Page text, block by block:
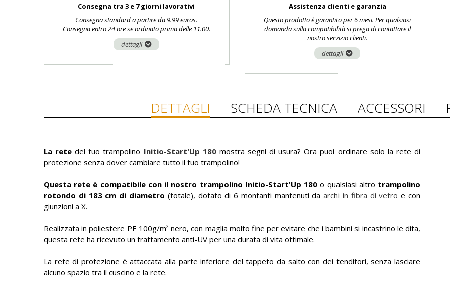
Consegna tra 3 e 7 giorni lavorativi
Consegna standard a partire da 9.99 euros.
Consegna entro 24 ore se ordinato prima delle 11.00.
dettagli
Assistenza clienti e garanzia
Questo prodotto è garantito per 6 mesi. Per qualsiasi
domanda sulla compatibilità si prega di contattare il
nostro servizio clienti.
dettagli
DETTAGLI SCHEDA TECNICA ACCESSORI
La rete del tuo trampolino Initio-Start'Up 180mostra segni di usura? Ora puoi ordinare solo la rete di
protezione senza dover cambiare tutto il tuo trampolino!
Questa rete è compatibile con il nostro trampolino Initio-Start'Up 180 o qualsiasi altro trampolino
rotondo di 183 cm di diametro (totale), dotato di 6 montanti mantenuti da archi in fibra di vetro e con
giunzioni a X.
Realizzata in poliestere PE 100g/m² nero, con maglia molto fine per evitare che i bambini si incastrino le dita,
questa rete ha ricevuto un trattamento anti-UV per una durata di vita ottimale.
La rete di protezione è attaccata alla parte inferiore del tappeto da salto con dei tenditori, senza lasciare
alcuno spazio tra il cuscino e la rete.